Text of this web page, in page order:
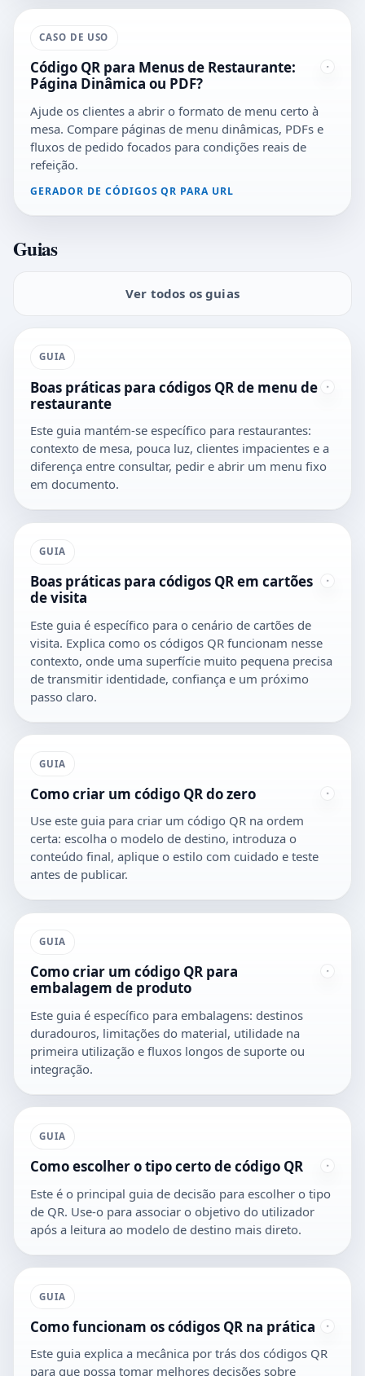
CASO DE USO
Código QR para Menus de Restaurante:
Página Dinâmica ou PDF?
Ajude os clientes a abrir o formato de menu certo à
mesa. Compare páginas de menu dinâmicas, PDFs e
fluxos de pedido focados para condições reais de
refeição.
GERADOR DE CÓDIGOS QR PARA URL
Guias
Ver todos os guias
GUIA
Boas práticas para códigos QR de menu de
restaurante
Este guia mantém-se específico para restaurantes:
contexto de mesa, pouca luz, clientes impacientes e a
diferença entre consultar, pedir e abrir um menu fixo
em documento.
GUIA
Boas práticas para códigos QR em cartões
de visita
Este guia é específico para o cenário de cartões de
visita. Explica como os códigos QR funcionam nesse
contexto, onde uma superfície muito pequena precisa
de transmitir identidade, confiança e um próximo
passo claro.
GUIA
Como criar um código QR do zero
Use este guia para criar um código QR na ordem
certa: escolha o modelo de destino, introduza o
conteúdo final, aplique o estilo com cuidado e teste
antes de publicar.
GUIA
Como criar um código QR para
embalagem de produto
Este guia é específico para embalagens: destinos
duradouros, limitações do material, utilidade na
primeira utilização e fluxos longos de suporte ou
integração.
GUIA
Como escolher o tipo certo de código QR
Este é o principal guia de decisão para escolher o tipo
de QR. Use-o para associar o objetivo do utilizador
após a leitura ao modelo de destino mais direto.
GUIA
Como funcionam os códigos QR na prática
Este guia explica a mecânica por trás dos códigos QR
para que possa tomar melhores decisões sobre